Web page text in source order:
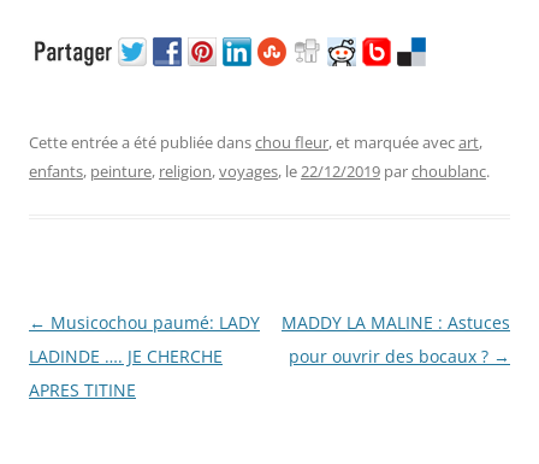
Cette entrée a été publiée danschou fleur, et marquée avecart,
enfants, peinture, religion,voyages, le22/12/2019 parchoublanc.
Navigation
des
articles
← Musicochou paumé: LADY
LADINDE …. JE CHERCHE
APRES TITINE
MADDY LA MALINE : Astuces
pour ouvrir des bocaux ? →